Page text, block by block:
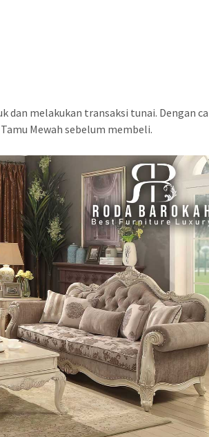
dan melakukan transaksi tunai. Dengan
Mewah sebelum membeli.